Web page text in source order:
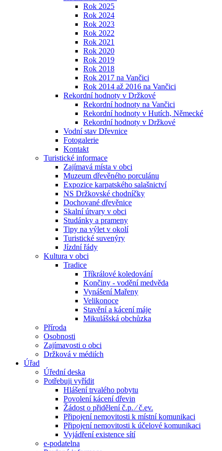
Rok 2025
Rok 2024
Rok 2023
Rok 2022
Rok 2021
Rok 2020
Rok 2019
Rok 2018
Rok 2017 na Vančici
Rok 2014 až 2016 na Vančici
Rekordní hodnoty v Držkové
Rekordní hodnoty na Vančici
Rekordní hodnoty v Hutích, Německé
Rekordní hodnoty v Držkové
Vodní stav Dřevnice
Fotogalerie
Kontakt
Turistické informace
Zajímavá místa v obci
Muzeum dřevěného porculánu
Expozice karpatského salašnictví
NS Držkovské chodníčky
Dochované dřevěnice
Skalní útvary v obci
Studánky a prameny
Tipy na výlet v okolí
Turistické suvenýry
Jízdní řády
Kultura v obci
Tradice
Tříkrálové koledování
Končiny - vodění medvěda
Vynášení Mařeny
Velikonoce
Stavění a kácení máje
Mikulášská obchůzka
Příroda
Osobnosti
Zajímavosti o obci
Držková v médiích
Úřad
Úřední deska
Potřebuji vyřídit
Hlášení trvalého pobytu
Povolení kácení dřevin
Žádost o přidělení č.p. ⁄ č.ev.
Připojení nemovitosti k místní komunikaci
Připojení nemovitosti k účelové komunikaci
Vyjádření existence sítí
e-podatelna